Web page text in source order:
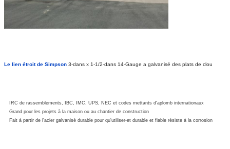
Le lien étroit de Simpson 3-dans x 1-1/2-dans 14-Gauge a galvanisé des plats de clou
IRC de rassemblements, IBC, IMC, UPS, NEC et codes mettants d'aplomb internationaux
Grand pour les projets à la maison ou au chantier de construction
Fait à partir de l'acier galvanisé durable pour qu'utiliser-et durable et fiable résiste à la corrosion